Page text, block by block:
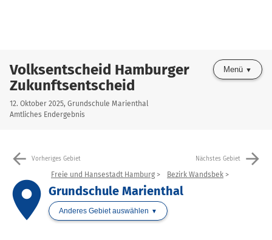
Volksentscheid Hamburger
Zukunftsentscheid
12. Oktober 2025, Grundschule Marienthal
Amtliches Endergebnis
Menü
arrow_back Vorheriges Gebiet Nächstes Gebiet arrow_forward
place
Freie und Hansestadt Hamburg Bezirk Wandsbek
Grundschule Marienthal
Anderes Gebiet auswählen